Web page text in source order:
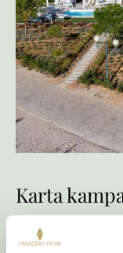
Karta
S lakoćom se
unaprijed istražite
more kako bi vaše